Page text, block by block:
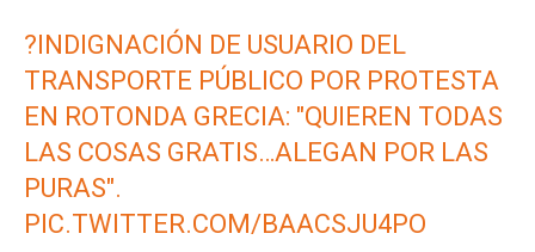
?INDIGNACIÓN DE USUARIO DEL
TRANSPORTE PÚBLICO POR PROTESTA
EN ROTONDA GRECIA: "QUIEREN TODAS
LAS COSAS GRATIS…ALEGAN POR LAS
PURAS".
PIC.TWITTER.COM/BAACSJU4PO